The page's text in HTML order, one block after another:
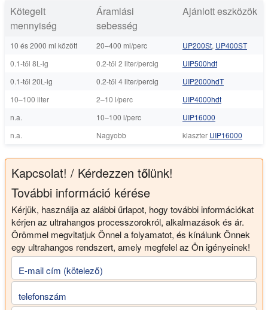
Kötegelt
mennyiség
Áramlási
sebesség
Ajánlott eszközök
10 és 2000 ml között 20–400 ml/perc UP200St, UP400ST
0.1-től 8L-ig
0.2-től 2 liter/percig
UIP500hdt
0.1-től 20L-ig
0.2-től 4 liter/percig
UIP2000hdT
10–100 liter
2–10 l/perc
UIP4000hdt
n.a.
10–100 l/perc
UIP16000
n.a.
Nagyobb klaszter UIP16000
Kapcsolat! / Kérdezzen tőlünk!
További információ kérése
Kérjük, használja az alábbi űrlapot, hogy további információkat
kérjen az ultrahangos processzorokról, alkalmazások és ár.
Örömmel megvitatjuk Önnel a folyamatot, és kínálunk Önnek
egy ultrahangos rendszert, amely megfelel az Ön igényeinek!
E-mail cím (kötelező)
telefonszám